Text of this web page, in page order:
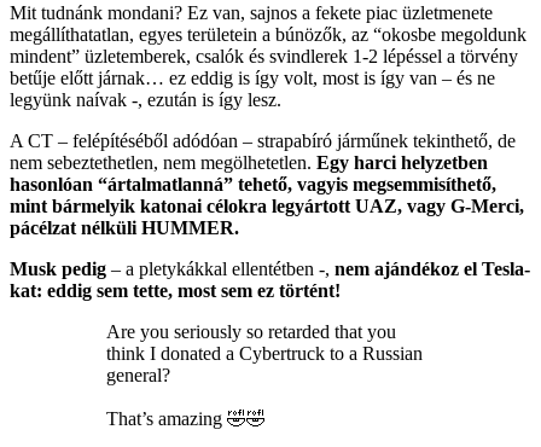
Mit tudnánk mondani? Ez van, sajnos a fekete piac üzletmenete
megállíthatatlan, egyes területein a búnözők, az “okosbe megoldunk
mindent” üzletemberek, csalók és svindlerek 1-2 lépéssel a törvény
betűje előtt járnak… ez eddig is így volt, most is így van – és ne
legyünk naívak -, ezután is így lesz.
A CT – felépítéséből adódóan – strapabíró járműnek tekinthető, de
nem sebeztethetlen, nem megölhetetlen. Egy harci helyzetben
hasonlóan “ártalmatlanná” tehető, vagyis megsemmisíthető,
mint bármelyik katonai célokra legyártott UAZ, vagy G-Merci,
pácélzat nélküli HUMMER.
Musk pedig – a pletykákkal ellentétben -, nem ajándékoz el Tesla-
kat: eddig sem tette, most sem ez történt!
Are you seriously so retarded that you
think I donated a Cybertruck to a Russian
general?
That’s amazing 🤣🤣